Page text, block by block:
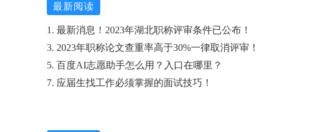
最新阅读
1. 最新消息！2023年湖北职称评审条件已公布！
3. 2023年职称论文查重率高于30%一律取消评审！
5. 百度AI志愿助手怎么用？入口在哪里？
7. 应届生找工作必须掌握的面试技巧！